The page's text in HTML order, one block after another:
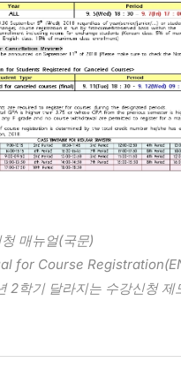
매뉴얼(국문)
for Course
2학기 달라지는 수강신청 제